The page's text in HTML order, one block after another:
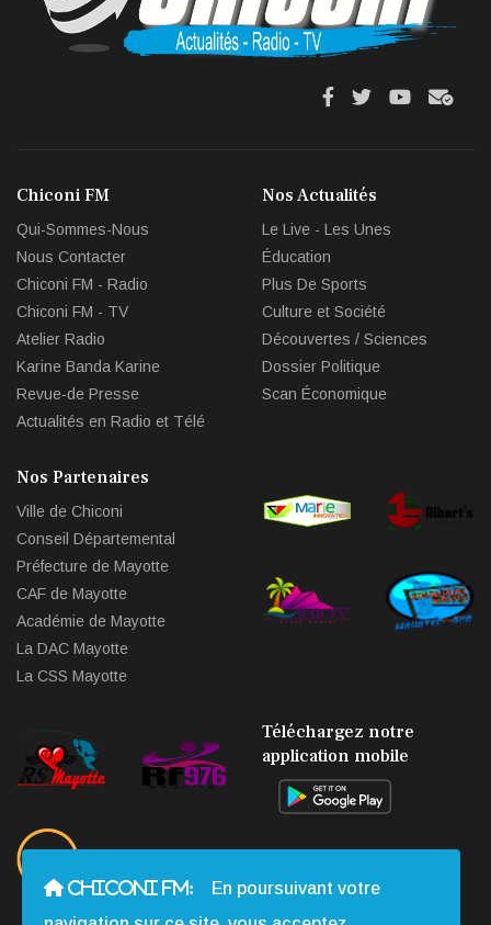
fa
fa
fab
fas
Chiconi FM
Qui-Sommes-Nous
Nous Contacter
Chiconi FM - Radio
Chiconi FM - TV
Atelier Radio
Karine Banda Karine
Revue-de Presse
Actualités en Radio et Télé
Nos Actualités
Le Live - Les Unes
Éducation
Plus De Sports
Culture et Société
Découvertes / Sciences
Dossier Politique
Scan Économique
Nos Partenaires
Ville de Chiconi
Conseil Départemental
Préfecture de Mayotte
CAF de Mayotte
Académie de Mayotte
La DAC Mayotte
La CSS Mayotte
Téléchargez notre
application mobile
CHICONI FM:
En poursuivant votre